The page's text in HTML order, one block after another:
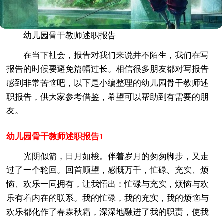
幼儿园骨干教师述职报告
在当下社会，报告对我们来说并不陌生，我们在写
报告的时候要避免篇幅过长。相信很多朋友都对写报告
感到非常苦恼吧，以下是小编整理的幼儿园骨干教师述
职报告，供大家参考借鉴，希望可以帮助到有需要的朋
友。
幼儿园骨干教师述职报告1
光阴似箭，日月如梭。伴着岁月的匆匆脚步，又走
过了一个轮回。回首顾望，感慨万千，忙碌、充实、烦
恼、欢乐一同拥有，让我悟出：忙碌与充实，烦恼与欢
乐有着内在的联系。我的忙碌，我的充实，我的烦恼与
欢乐都化作了春霖秋霜，深深地融进了我的职责，使我